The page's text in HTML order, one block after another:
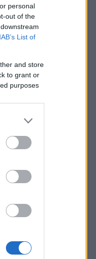
personal
out of the
IAB’s List of
and store
to grant or
purposes